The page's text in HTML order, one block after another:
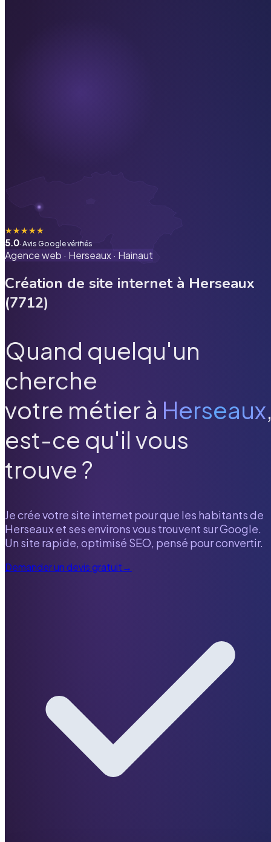
★★★★★
5.0· Avis Google vérifiés
Agence web · Herseaux· Hainaut
Création de site internet à Herseaux
(7712)
Quand quelqu'un
cherche
votre métier à Herseaux
est-ce qu'il vous
trouve ?
Je crée votre site internet pour que les habitants de
Herseauxet ses environs vous trouvent sur Google.
Un site rapide, optimisé SEO, pensé pour convertir.
Demander un devis gratuit→